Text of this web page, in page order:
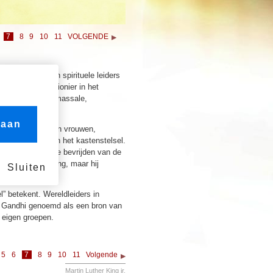
7 8 9 10 11 VOLGENDE
politieke en spirituele leiders
hij was een pionier in het
middel van massale,
de rechten van vrouwen,
van het kastenstelsel.
toe om India te bevrijden van de
soms jarenlang, maar hij
betekent. Wereldleiders in
genoemd als een bron van
groepen.
5 6 7 8 9 10 11 Volgende
Martin Luther King jr.
Sluiten